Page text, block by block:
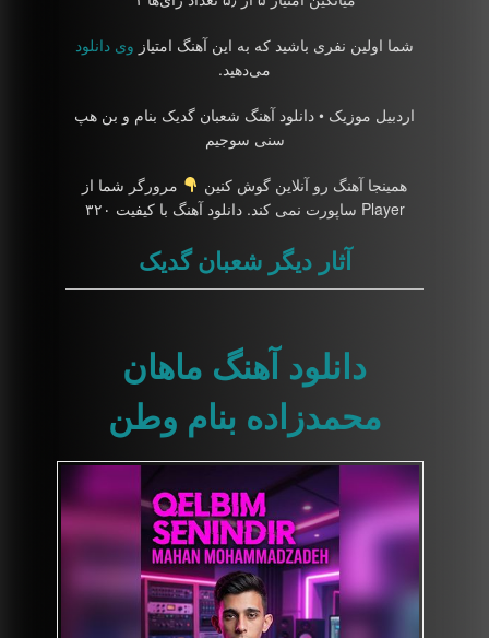
شما اولین نفری باشید که به این آهنگ امتیاز وی دانلود
می‌دهید.
اردبیل موزیک • دانلود آهنگ شعبان گدیک بنام و بن هپ
سنی سوجیم
همینجا آهنگ رو آنلاین گوش کنین
مرورگر شما از
Player ساپورت نمی کند. دانلود آهنگ با کیفیت ۳۲۰
آثار دیگر شعبان گدیک
دانلود آهنگ ماهان
محمدزاده بنام وطن